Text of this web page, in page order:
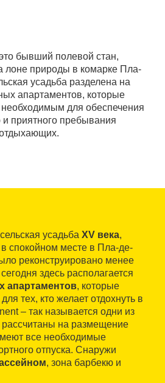
бывший полевой стан,
лоне природы в комарке Пла-
усадьба разделена на
апартаментов, которые
для обеспечения
и приятного пребывания
усадьба XV века,
спокойном месте в Пла-де-
реконструировано менее
здесь располагается
апартаментов, которые
тех, кто желает отдохнуть в
– так называется одни из
на размещение
все необходимые
отпуска. Снаружи
, зона барбекю и